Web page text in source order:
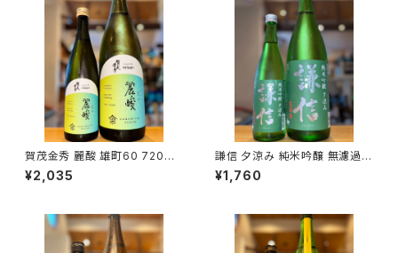
賀茂金秀 麗酸 雄町60 720ml
１本（金光酒造・広島県東広島市
黒瀬町）
¥2,035
謙信 夕涼み 純米吟醸 無濾過生
720ml１本（池田屋酒造・新潟
県糸魚川市新鉄）
¥1,760